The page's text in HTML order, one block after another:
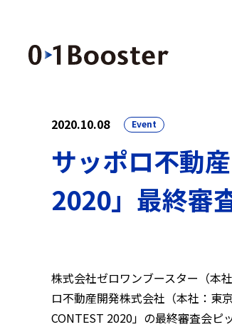
2020.10.08 Event
サッポロ不動
2020」最終審
株式会社ゼロワンブースター（本
ロ不動産開発株式会社（本社：東
CONTEST 2020」の最終審査会ピ